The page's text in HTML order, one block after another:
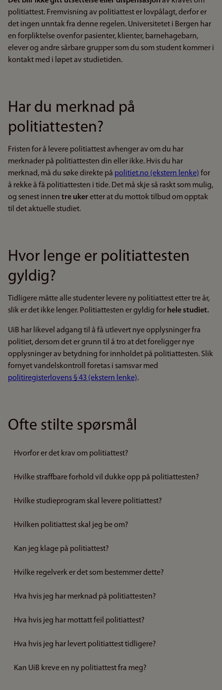
politiattest. Fremvisning av politiattest er lovpålagt, derfor er
det ingen unntak fra denne regelen. Universitetet i Bergen har
en forpliktelse ovenfor pasienter, klienter, barnehagebarn,
elever og andre sårbare grupper som du som student kommer i
kontakt med i løpet av studietiden.
Har du merknad på
politiattesten?
Fristen for å levere politiattest avhenger av om du har
merknader på politiattesten din eller ikke. Hvis du har
merknad, må du søke direkte på politiet.no (ekstern lenke) for
å rekke å få politiattesten i tide. Det må skje så raskt som mulig,
og senest innen tre ukeretter at du mottok tilbud om opptak
til det aktuelle studiet.
Hvor lenge er politiattesten
gyldig?
Tidligere måtte alle studenter levere ny politiattest etter tre år,
slik er det ikke lenger. Politiattesten er gyldig for hele studiet.
UiB har likevel adgang til å få utlevert nye opplysninger fra
politiet, dersom det er grunn til å tro at det foreligger nye
opplysninger av betydning for innholdet på politiattesten. Slik
fornyet vandelskontroll foretas i samsvar med
politiregisterlovens § 43 (ekstern lenke).
Ofte stilte spørsmål
Hvorfor er det krav om politiattest?
Hvilke straffbare forhold vil dukke opp på politiattesten?
Hvilke studieprogram skal levere politiattest?
Hvilken politiattest skal jeg be om?
Kan jeg klage på politiattest?
Hvilke regelverk er det som bestemmer dette?
Hva hvis jeg har merknad på politiattesten?
Hva hvis jeg har mottatt feil politiattest?
Hva hvis jeg har levert politiattest tidligere?
Kan UiB kreve en ny politiattest fra meg?